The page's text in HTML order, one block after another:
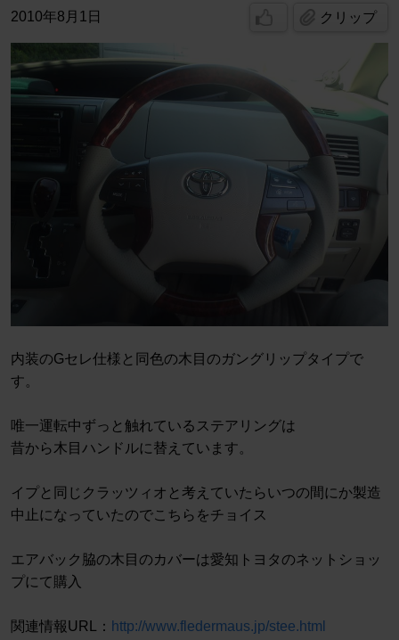
2010年8月1日 クリップ
内装のGセレ仕様と同色の木目のガングリップタイプで
す。
唯一運転中ずっと触れているステアリングは
昔から木目ハンドルに替えています。
イプと同じクラッツィオと考えていたらいつの間にか製造
中止になっていたのでこちらをチョイス
エアバック脇の木目のカバーは愛知トヨタのネットショッ
プにて購入
関連情報URL： http://www.fledermaus.jp/stee.html